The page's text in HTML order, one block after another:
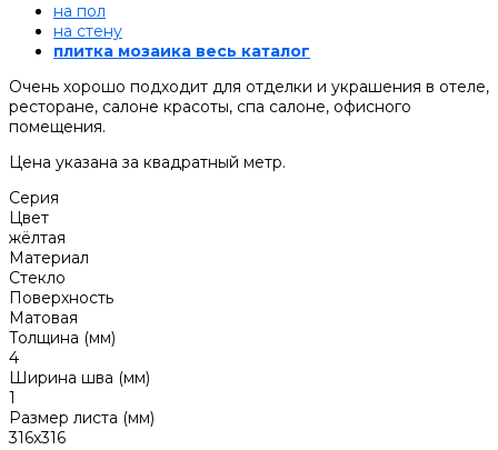
на пол
на стену
плитка мозаика весь каталог
Очень хорошо подходит для отделки и украшения в отеле,
ресторане, салоне красоты, спа салоне, офисного
помещения.
Цена указана за квадратный метр.
Серия
Цвет
жёлтая
Материал
Стекло
Поверхность
Матовая
Толщина (мм)
4
Ширина шва (мм)
1
Размер листа (мм)
316x316